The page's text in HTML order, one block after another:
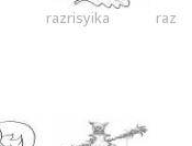
razrisyika